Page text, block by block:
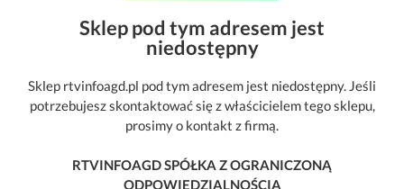
Sklep pod tym adresem jest
niedostępny
Sklep rtvinfoagd.pl pod tym adresem jest niedostępny. Jeśli
potrzebujesz skontaktować się z właścicielem tego sklepu,
prosimy o kontakt z firmą.
RTVINFOAGD SPÓŁKA Z OGRANICZONĄ
ODPOWIEDZIALNOŚCIĄ